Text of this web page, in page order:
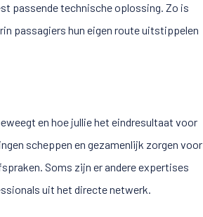
passende technische oplossing. Zo is
passagiers hun eigen route uitstippelen
en hoe jullie het eindresultaat voor
scheppen en gezamenlijk zorgen voor
Soms zijn er andere expertises
uit het directe netwerk.